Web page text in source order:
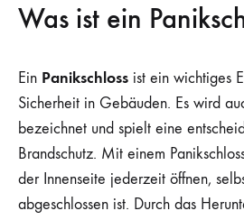
Was ist ein
Ein Panikschloss ist ein wichtiges
Sicherheit in Gebäuden. Es wird
bezeichnet und spielt eine
Brandschutz. Mit einem
der Innenseite jederzeit öffnen,
abgeschlossen ist. Durch das